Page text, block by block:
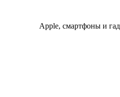
Apple, cмартфоны и